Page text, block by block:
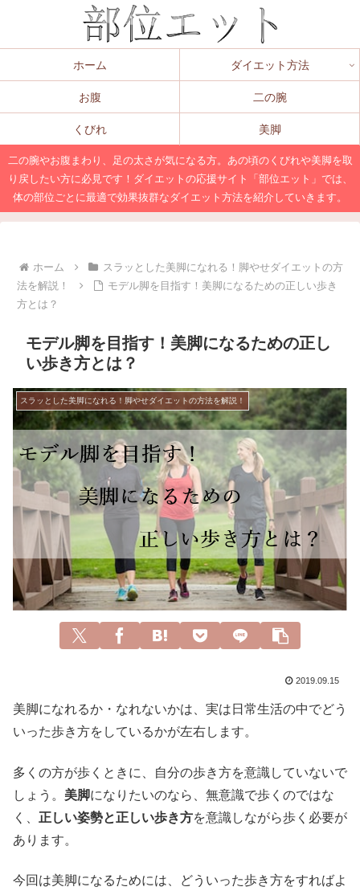
ホーム ダイエット方法
お腹 二の腕
くびれ 美脚
二の腕やお腹まわり、足の太さが気になる方。あの頃のくびれや美脚を取
り戻したい方に必見です！ダイエットの応援サイト「部位エット」では、
体の部位ごとに最適で効果抜群なダイエット方法を紹介していきます。
ホーム
スラッとした美脚になれる！脚やせダイエットの方
法を解説！
モデル脚を目指す！美脚になるための正しい歩き
方とは？
モデル脚を目指す！美脚になるための正し
い歩き方とは？
スラッとした美脚になれる！脚やせダイエットの方法を解説！
2019.09.15
美脚になれるか・なれないかは、実は日常生活の中でどう
いった歩き方をしているかが左右します。
多くの方が歩くときに、自分の歩き方を意識していないで
しょう。 美脚になりたいのなら、無意識で歩くのではな
く、 正しい姿勢と正しい歩き方を意識しながら歩く必要が
あります。
今回は美脚になるためには、どういった歩き方をすればよ